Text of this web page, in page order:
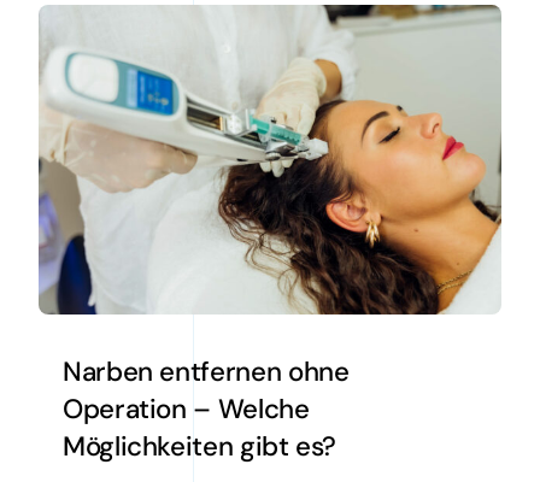
Narben entfernen ohne
Operation – Welche
Möglichkeiten gibt es?